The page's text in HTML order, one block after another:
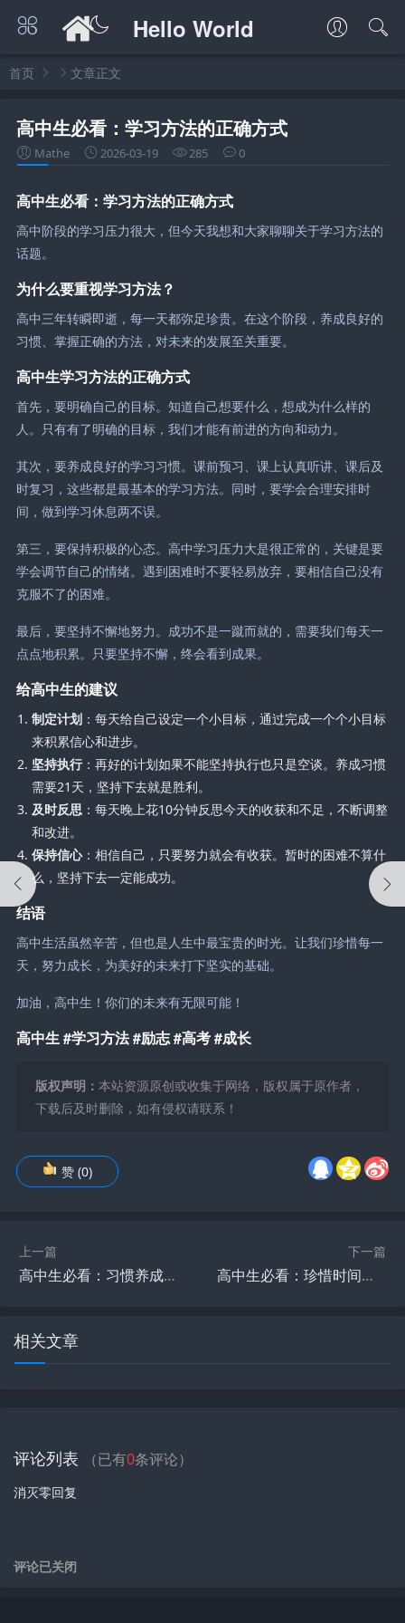
Hello World
首页 文章正文
高中生必看：学习方法的正确方式
Mathe 2026-03-19 285 0
高中生必看：学习方法的正确方式
高中阶段的学习压力很大，但今天我想和大家聊聊关于学习方法的
话题。
为什么要重视学习方法？
高中三年转瞬即逝，每一天都弥足珍贵。在这个阶段，养成良好的
习惯、掌握正确的方法，对未来的发展至关重要。
高中生学习方法的正确方式
首先，要明确自己的目标。知道自己想要什么，想成为什么样的
人。只有有了明确的目标，我们才能有前进的方向和动力。
其次，要养成良好的学习习惯。课前预习、课上认真听讲、课后及
时复习，这些都是最基本的学习方法。同时，要学会合理安排时
间，做到学习休息两不误。
第三，要保持积极的心态。高中学习压力大是很正常的，关键是要
学会调节自己的情绪。遇到困难时不要轻易放弃，要相信自己没有
克服不了的困难。
最后，要坚持不懈地努力。成功不是一蹴而就的，需要我们每天一
点点地积累。只要坚持不懈，终会看到成果。
给高中生的建议
制定计划：每天给自己设定一个小目标，通过完成一个个小目标
来积累信心和进步。
坚持执行：再好的计划如果不能坚持执行也只是空谈。养成习惯
需要21天，坚持下去就是胜利。
及时反思：每天晚上花10分钟反思今天的收获和不足，不断调整
和改进。
保持信心：相信自己，只要努力就会有收获。暂时的困难不算什
么，坚持下去一定能成功。
结语
高中生活虽然辛苦，但也是人生中最宝贵的时光。让我们珍惜每一
天，努力成长，为美好的未来打下坚实的基础。
加油，高中生！你们的未来有无限可能！
高中生 #学习方法 #励志 #高考 #成长
版权声明： 本站资源原创或收集于网络，版权属于原作者，
下载后及时删除，如有侵权请联系！
赞 (0)
上一篇
高中生必看：习惯养成的正确方式
下一篇
高中生必看：珍惜时间的正确方式
相关文章
评论列表 （已有0条评论）
消灭零回复
评论已关闭